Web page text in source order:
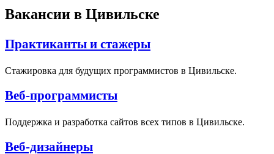
Вакансии в Цивильске
Практиканты и стажеры
Стажировка для будущих программистов в Цивильске.
Веб-программисты
Поддержка и разработка сайтов всех типов в Цивильске.
Веб-дизайнеры